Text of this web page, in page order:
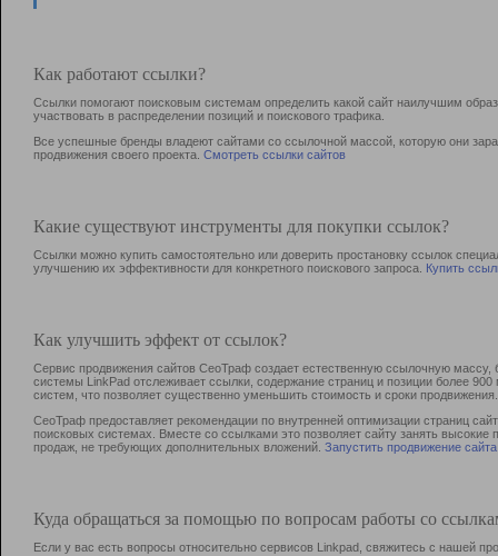
Как работают ссылки?
Ссылки помогают поисковым системам определить какой сайт наилучшим
участвовать в раcпределении позиций и поискового трафика.
Все успешные бренды владеют сайтами со ссылочной массой, которую они
продвижения своего проекта. Смотреть ссылки сайтов
Какие существуют инструменты для покупки ссылок?
Ссылки можно купить самостоятельно или доверить простановку ссылок
улучшению их эффективности для конкретного поискового запроса. Купить
Как улучшить эффект от ссылок?
Сервис продвижения сайтов СеоТраф создает естественную ссылочную
системы LinkPad отслеживает ссылки, содержание страниц и позиции более
систем, что позволяет существенно уменьшить стоимость и сроки продвижения.
СеоТраф предоставляет рекомендации по внутренней оптимизации страниц
поисковых системах. Вместе со ссылками это позволяет сайту занять
продаж, не требующих дополнительных вложений. Запустить продвижение сайта
Куда обращаться за помощью по вопросам работы со
Если у вас есть вопросы относительно сервисов Linkpad, свяжитесь с нашей